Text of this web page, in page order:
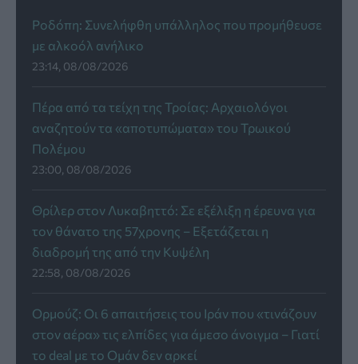
Ροδόπη: Συνελήφθη υπάλληλος που προμήθευσε
με αλκοόλ ανήλικο
23:14, 08/08/2026
Πέρα από τα τείχη της Τροίας: Αρχαιολόγοι
αναζητούν τα «αποτυπώματα» του Τρωικού
Πολέμου
23:00, 08/08/2026
Θρίλερ στον Λυκαβηττό: Σε εξέλιξη η έρευνα για
τον θάνατο της 57χρονης – Εξετάζεται η
διαδρομή της από την Κυψέλη
22:58, 08/08/2026
Ορμούζ: Οι 6 απαιτήσεις του Ιράν που «τινάζουν
στον αέρα» τις ελπίδες για άμεσο άνοιγμα – Γιατί
το deal με το Ομάν δεν αρκεί